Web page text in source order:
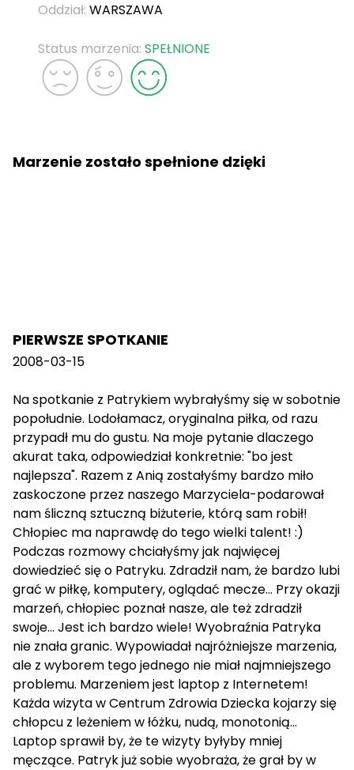
Oddział: WARSZAWA
Status marzenia: SPEŁNIONE
Marzenie zostało spełnione dzięki
PIERWSZE SPOTKANIE
2008-03-15
Na spotkanie z Patrykiem wybrałyśmy się w sobotnie
popołudnie. Lodołamacz, oryginalna piłka, od razu
przypadł mu do gustu. Na moje pytanie dlaczego
akurat taka, odpowiedział konkretnie: "bo jest
najlepsza". Razem z Anią zostałyśmy bardzo miło
zaskoczone przez naszego Marzyciela-podarował
nam śliczną sztuczną biżuterie, którą sam robił!
Chłopiec ma naprawdę do tego wielki talent! :)
Podczas rozmowy chciałyśmy jak najwięcej
dowiedzieć się o Patryku. Zdradził nam, że bardzo lubi
grać w piłkę, komputery, oglądać mecze... Przy okazji
marzeń, chłopiec poznał nasze, ale też zdradził
swoje... Jest ich bardzo wiele! Wyobraźnia Patryka
nie znała granic. Wypowiadał najróżniejsze marzenia,
ale z wyborem tego jednego nie miał najmniejszego
problemu. Marzeniem jest laptop z Internetem!
Każda wizyta w Centrum Zdrowia Dziecka kojarzy się
chłopcu z leżeniem w łóżku, nudą, monotonią...
Laptop sprawił by, że te wizyty byłyby mniej
męczące. Patryk już sobie wyobraża, że grał by w